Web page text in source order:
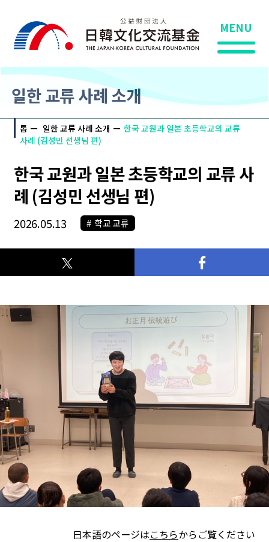
MENU
일한 교류 사례 소개
톱 일한 교류 사례 소개
한국 교원과 일본 초등학교의 교류
사례 (김성민 선생님 편)
한국 교원과 일본 초등학교의 교류 사
례 (김성민 선생님 편)
2026.05.13 학교 교류
日本語のページはこちらからご覧ください